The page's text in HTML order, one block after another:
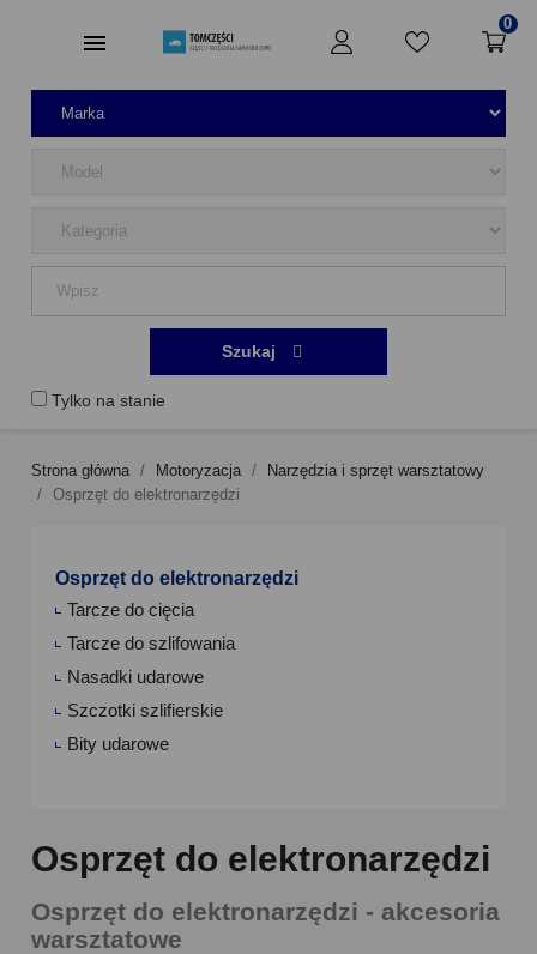
0
Tylko na stanie
Szukaj
Strona główna Motoryzacja
Narzędzia i sprzęt warsztatowy
Osprzęt do elektronarzędzi
Osprzęt do elektronarzędzi
Tarcze do cięcia
Tarcze do szlifowania
Nasadki udarowe
Szczotki szlifierskie
Bity udarowe
Osprzęt do elektronarzędzi
Osprzęt do elektronarzędzi - akcesoria
warsztatowe